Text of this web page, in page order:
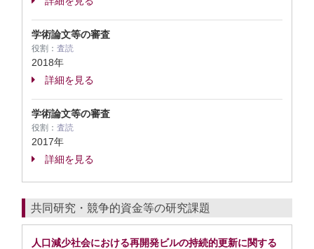
学術論文等の審査
役割： 査読
2018年
詳細を見る
学術論文等の審査
役割： 査読
2017年
詳細を見る
共同研究・競争的資金等の研究課題
人口減少社会における再開発ビルの持続的更新に関する